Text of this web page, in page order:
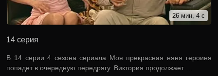
26 мин, 4 с
14 серия
В 14 серии 4 сезона сериала Моя прекрасная няня героиня
попадет в очередную передрягу. Виктория продолжает …